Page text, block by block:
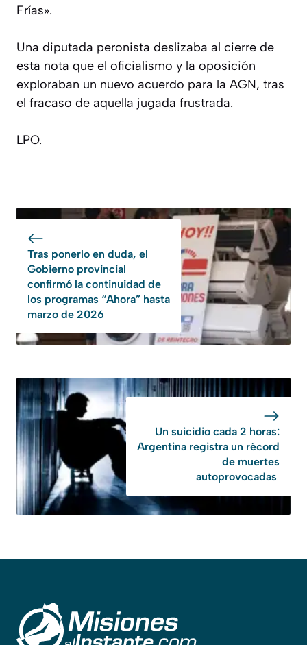
Frías».
Una diputada peronista deslizaba al cierre de
esta nota que el oficialismo y la oposición
exploraban un nuevo acuerdo para la AGN, tras
el fracaso de aquella jugada frustrada.
LPO.
Tras ponerlo en duda, el
Gobierno provincial
confirmó la continuidad de
los programas “Ahora” hasta
marzo de 2026
Un suicidio cada 2 horas:
Argentina registra un récord
de muertes
autoprovocadas